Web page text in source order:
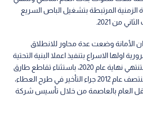
المدة الزمنية المرتبطة بتشغيل الباص السريع
من 2021.
ان الأمانة وضعت عدة محاور للانطلاق
اولها الاسراع بتنفيذ اعملا البنية التحتية
للباص السريع والتي ستنتهي نهاية عام 2020، باستثناء تقاطع طارق
حيث سيتم انجازه في منتصف عام 2012 جراء التأخير في طرح العطاء،
العام بالعاصمة من خلال تأسيس شركة